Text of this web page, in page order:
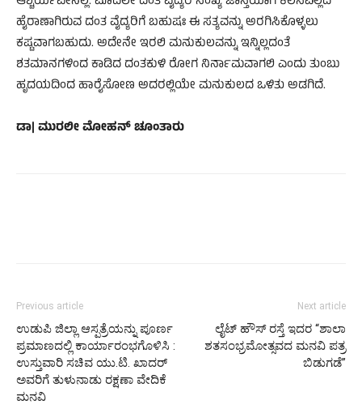
ಹೈರಾಣಾಗಿರುವ ದಂತ ವೈದ್ಯರಿಗೆ ಬಹುಷಃ ಈ ಸತ್ಯವನ್ನು ಅರಗಿಸಿಕೊಳ್ಳಲು
ಕಷ್ಟವಾಗಬಹುದು. ಅದೇನೇ ಇರಲಿ ಮನುಕುಲವನ್ನು ಇನ್ನಿಲ್ಲದಂತೆ
ಶತಮಾನಗಳಿಂದ ಕಾಡಿದ ದಂತಕುಳಿ ರೋಗ ನಿರ್ನಾಮವಾಗಲಿ ಎಂದು ತುಂಬು
ಹೃದಯದಿಂದ ಹಾರೈಸೋಣ ಅದರಲ್ಲಿಯೇ ಮನುಕುಲದ ಒಳಿತು ಅಡಗಿದೆ.
ಡಾ| ಮುರಲೀ ಮೋಹನ್ ಚೂಂತಾರು
Previous article
ಉಡುಪಿ ಜಿಲ್ಲಾ ಆಸ್ಪತ್ರೆಯನ್ನು ಪೂರ್ಣ
ಪ್ರಮಾಣದಲ್ಲಿ ಕಾರ್ಯಾರಂಭಗೊಳಿಸಿ :
ಉಸ್ತುವಾರಿ ಸಚಿವ ಯು.ಟಿ. ಖಾದರ್
ಅವರಿಗೆ ತುಳುನಾಡು ರಕ್ಷಣಾ ವೇದಿಕೆ
ಮನವಿ
Next article
ಲೈಟ್ ಹೌಸ್ ರಸ್ತೆ ಇದರ “ಶಾಲಾ
ಶತಸಂಭ್ರಮೋತ್ಸವದ ಮನವಿ ಪತ್ರ
ಬಿಡುಗಡೆ”